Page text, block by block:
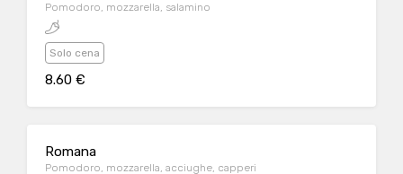
Pomodoro, mozzarella, salamino
Solo cena
8.60 €
Romana
Pomodoro, mozzarella, acciughe, capperi